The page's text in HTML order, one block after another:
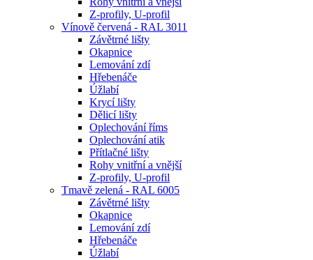
Z-profily, U-profil
Vínově červená - RAL 3011
Závětrné lišty
Okapnice
Lemování zdí
Hřebenáče
Úžlabí
Krycí lišty
Dělicí lišty
Oplechování říms
Oplechování atik
Přítlačné lišty
Rohy vnitřní a vnější
Z-profily, U-profil
Tmavě zelená - RAL 6005
Závětrné lišty
Okapnice
Lemování zdí
Hřebenáče
Úžlabí